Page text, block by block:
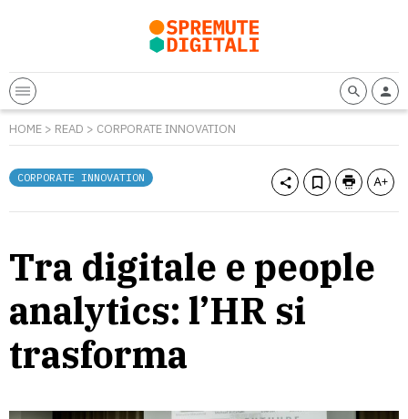
HOME > READ > CORPORATE INNOVATION
CORPORATE INNOVATION
Tra digitale e people
analytics: l’HR si
trasforma